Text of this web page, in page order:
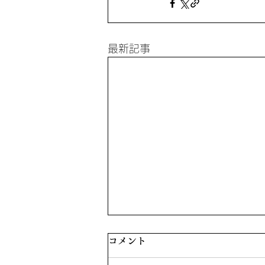
最新記事
シャドウワーク占星術を受け
た話
コメント